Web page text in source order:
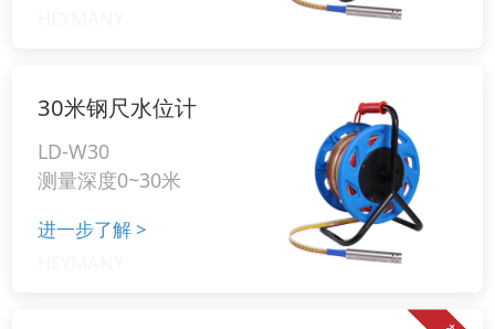
30米钢尺水位计
LD-W30
测量深度0~30米
进一步了解>